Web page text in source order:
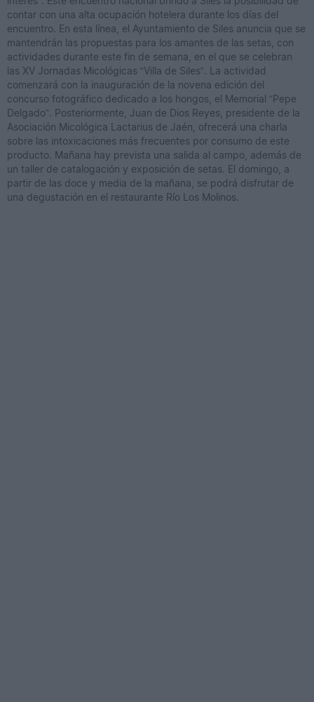
contar con una alta ocupación hotelera durante los días del
encuentro. En esta línea, el Ayuntamiento de Siles anuncia que se
mantendrán las propuestas para los amantes de las setas, con
actividades durante este fin de semana, en el que se celebran
las XV Jornadas Micológicas “Villa de Siles”. La actividad
comenzará con la inauguración de la novena edición del
concurso fotográfico dedicado a los hongos, el Memorial “Pepe
Delgado”. Posteriormente, Juan de Dios Reyes, presidente de la
Asociación Micológica Lactarius de Jaén, ofrecerá una charla
sobre las intoxicaciones más frecuentes por consumo de este
producto. Mañana hay prevista una salida al campo, además de
un taller de catalogación y exposición de setas. El domingo, a
partir de las doce y media de la mañana, se podrá disfrutar de
una degustación en el restaurante Río Los Molinos.